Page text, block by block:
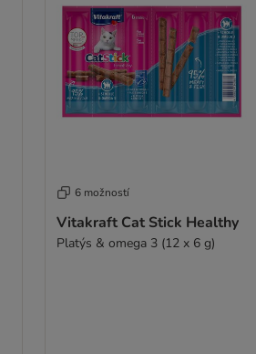
6 možností
Vitakraft Cat Stick Healthy
Platýs & omega 3 (12 x 6 g)